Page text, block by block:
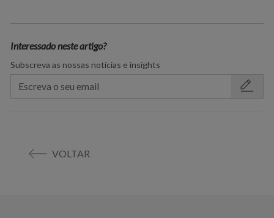
Interessado neste artigo?
Subscreva as nossas notícias e insights
VOLTAR